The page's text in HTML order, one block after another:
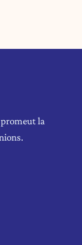
promeut la